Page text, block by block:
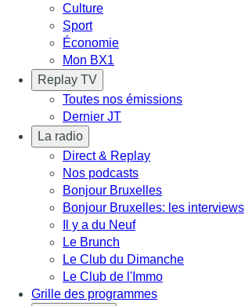
Culture
Sport
Économie
Mon BX1
Replay TV
Toutes nos émissions
Dernier JT
La radio
Direct & Replay
Nos podcasts
Bonjour Bruxelles
Bonjour Bruxelles: les interviews
Il y a du Neuf
Le Brunch
Le Club du Dimanche
Le Club de l'Immo
Grille des programmes